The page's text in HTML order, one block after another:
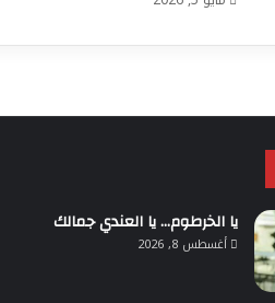
يا الخرطوم… يا العندي جمالك
أغسطس 8, 2026